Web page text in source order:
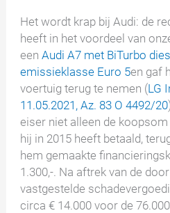
Het wordt krap bij Audi: de
heeft in het voordeel van
eenAudi A7 met BiTurbo
emissieklasse Euro 5en gaf
voertuig terug te nemen (LG
11.05.2021, Az. 83 O 4492/20
eiser niet alleen de koopsom
hij in 2015 heeft betaald,
hem gemaakte
1.300,-. Na aftrek van de
vastgestelde
circa € 14.000 voor de